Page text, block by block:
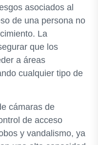
asociados al
de una persona no
La
que los
a áreas
cualquier tipo de
cámaras de
de acceso
y vandalismo, ya